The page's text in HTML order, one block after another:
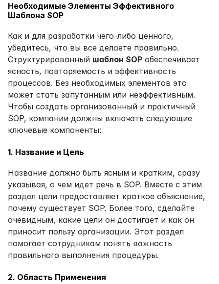
Необходимые Элементы Эффективного
Шаблона SOP
Как и для разработки чего-либо ценного,
убедитесь, что вы все делаете правильно.
Структурированный шаблон SOP обеспечивает
ясность, повторяемость и эффективность
процессов. Без необходимых элементов это
может стать запутанным или неэффективным.
Чтобы создать организованный и практичный
SOP, компании должны включать следующие
ключевые компоненты:
1. Название и Цель
Название должно быть ясным и кратким, сразу
указывая, о чем идет речь в SOP. Вместе с этим
раздел цели предоставляет краткое объяснение,
почему существует SOP. Более того, сделайте
очевидным, какие цели он достигает и как он
приносит пользу организации. Этот раздел
помогает сотрудникам понять важность
правильного выполнения процедуры.
2. Область Применения